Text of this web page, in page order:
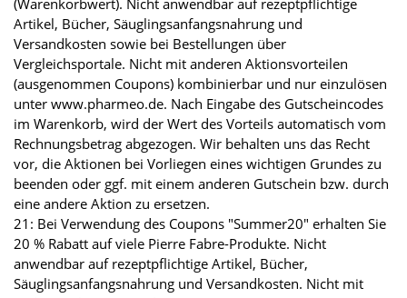
(Warenkorbwert). Nicht anwendbar auf rezeptpflichtige
Artikel, Bücher, Säuglingsanfangsnahrung und
Versandkosten sowie bei Bestellungen über
Vergleichsportale. Nicht mit anderen Aktionsvorteilen
(ausgenommen Coupons) kombinierbar und nur einzulösen
unter www.pharmeo.de. Nach Eingabe des Gutscheincodes
im Warenkorb, wird der Wert des Vorteils automatisch vom
Rechnungsbetrag abgezogen. Wir behalten uns das Recht
vor, die Aktionen bei Vorliegen eines wichtigen Grundes zu
beenden oder ggf. mit einem anderen Gutschein bzw. durch
eine andere Aktion zu ersetzen.
21: Bei Verwendung des Coupons "Summer20" erhalten Sie
20 % Rabatt auf viele Pierre Fabre-Produkte. Nicht
anwendbar auf rezeptpflichtige Artikel, Bücher,
Säuglingsanfangsnahrung und Versandkosten. Nicht mit